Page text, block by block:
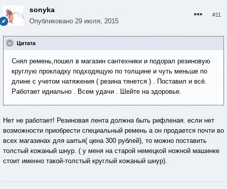
sonyka
Опубликовано 29 июля, 2015
#11
Цитата
Снял ремень,пошел в магазин сантехники и подорал резиновую
круглую прокладку подходящую по толщине и чуть меньше по
длине с учетом натяжения ( резина тянется ) . Поставил и всё.
Работает идиально . Всем удачи . Шейте на здоровье.
Нет не работает! Резиновая лента должна быть рифленая. если нет
возможности приобрести специальный ремень а он продается почти во
всех магазинах для шитья( цена 300 рублей), то можно поставить
толстый кожаный шнур. ( у меня на старой немецкой ножной машинке
стоит именно такой-толстый круглый кожаный шнур).